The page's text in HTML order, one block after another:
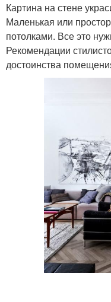
Картина на стене
Маленькая или
потолками. Все это
Рекомендации
достоинства